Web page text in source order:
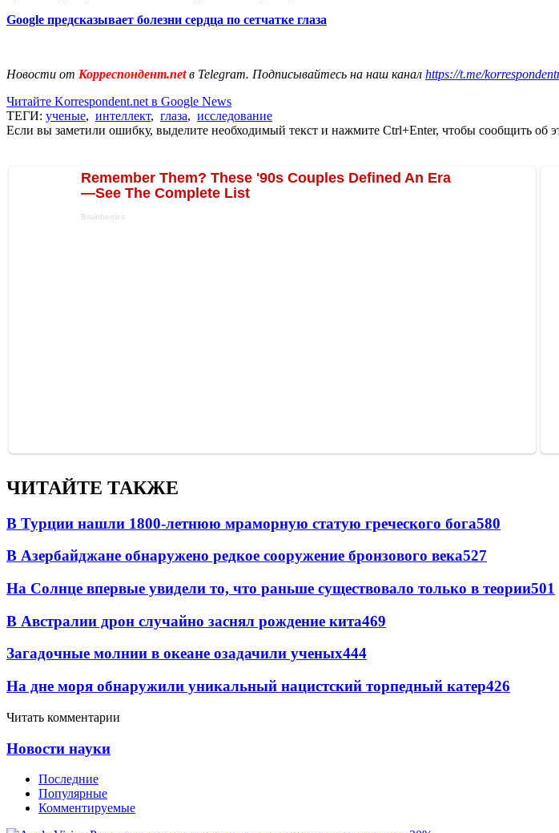
Google предсказывает болезни сердца по сетчатке глаза
Новости от Корреспондент.netв Telegram. Подписывайтесь на наш канал https://t.me/
Читайте Korrespondent.net в Google News
ТЕГИ: ученые, интеллект, глаза, исследование
Если вы заметили ошибку, выделите необходимый текст и нажмите Ctrl+Enter, чтобы сообщить об
ЧИТАЙТЕ ТАКЖЕ
В Турции нашли 1800-летнюю мраморную статую греческого бога580
В Азербайджане обнаружено редкое сооружение бронзового века527
На Солнце впервые увидели то, что раньше существовало только в теории501
В Австралии дрон случайно заснял рождение кита469
Загадочные молнии в океане озадачили ученых444
На дне моря обнаружили уникальный нацистский торпедный катер426
Читать комментарии
Новости науки
Последние
Популярные
Комментируемые